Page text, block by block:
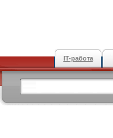
IT-работа